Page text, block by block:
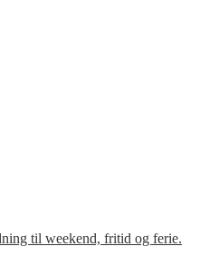
til weekend, fritid og ferie.